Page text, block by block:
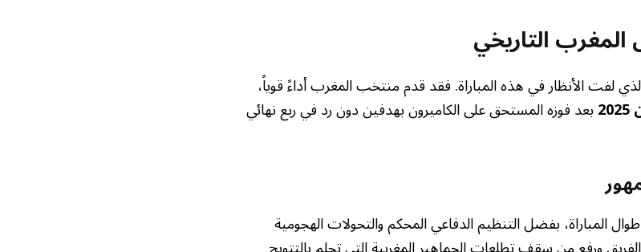
المغرب التاريخي
لفت الأنظار في هذه المباراة. فقد قدم منتخب المغرب أداءً قوياً،
بعد فوزه المستحق على الكاميرون بهدفين دون رد في ربع نهائي
المباراة، بفضل التنظيم الدفاعي المحكم والتحولات الهجومية